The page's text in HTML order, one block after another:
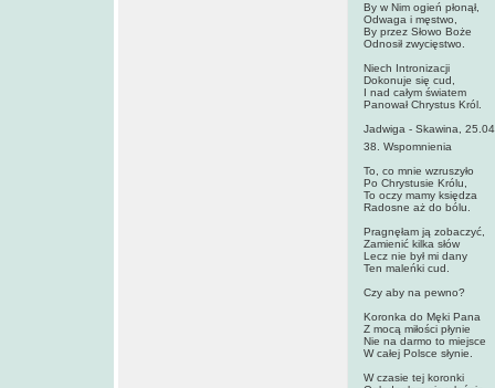
By w Nim ogień płonął,
Odwaga i męstwo,
By przez Słowo Boże
Odnosił zwycięstwo.
Niech Intronizacji
Dokonuje się cud,
I nad całym światem
Panował Chrystus Król.
Jadwiga - Skawina,
38. Wspomnienia
To, co mnie wzruszyło
Po Chrystusie Królu,
To oczy mamy księdza
Radosne aż do bólu.
Pragnęłam ją zobaczyć,
Zamienić kilka słów
Lecz nie był mi dany
Ten maleńki cud.
Czy aby na pewno?
Koronka do Męki Pana
Z mocą miłości płynie
Nie na darmo to miejsce
W całej Polsce słynie.
W czasie tej koronki